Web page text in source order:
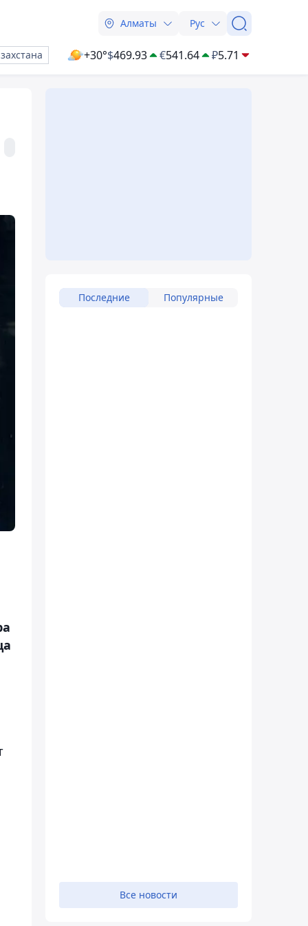
Алматы Рус
+30°$469.93 €541.64 ₽5.71
Последние Популярные
Все новости